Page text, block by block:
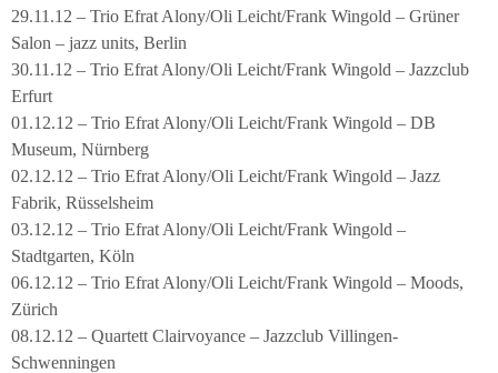
29.11.12 – Trio Efrat Alony/Oli Leicht/Frank Wingold – Grüner
Salon – jazz units, Berlin
30.11.12 – Trio Efrat Alony/Oli Leicht/Frank Wingold – Jazzclub
Erfurt
01.12.12 – Trio Efrat Alony/Oli Leicht/Frank Wingold – DB
Museum, Nürnberg
02.12.12 – Trio Efrat Alony/Oli Leicht/Frank Wingold – Jazz
Fabrik, Rüsselsheim
03.12.12 – Trio Efrat Alony/Oli Leicht/Frank Wingold –
Stadtgarten, Köln
06.12.12 – Trio Efrat Alony/Oli Leicht/Frank Wingold – Moods,
Zürich
08.12.12 – Quartett Clairvoyance – Jazzclub Villingen-
Schwenningen